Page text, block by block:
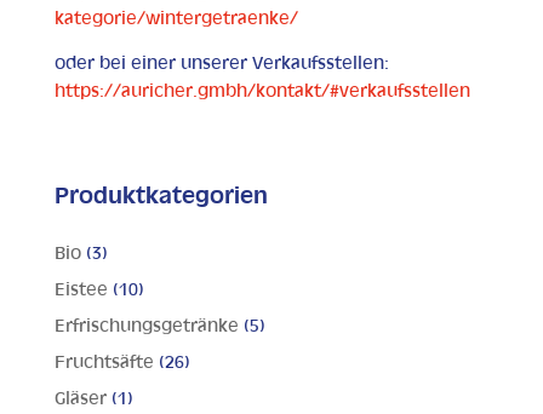
kategorie/wintergetraenke/
oder bei einer unserer Verkaufsstellen:
https://auricher.gmbh/kontakt/#verkaufsstellen
Produktkategorien
Bio (3)
Eistee (10)
Erfrischungsgetränke (5)
Fruchtsäfte (26)
Gläser (1)